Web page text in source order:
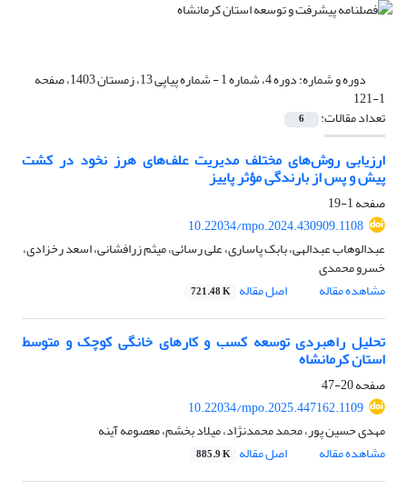
دوره و شماره: دوره 4، شماره 1 - شماره پیاپی 13، زمستان 1403، صفحه
1-121
تعداد مقالات: 6
ارزیابی روش‌های مختلف مدیریت علف‌های هرز نخود در کشت
پیش و پس از بارندگی مؤثر پاییز
صفحه1-19
10.22034/mpo.2024.430909.1108
عبدالوهاب عبدالهی، بابک پاساری، علی رسائی، میثم زرافشانی، اسعد رخزادی،
خسرو محمدی
مشاهده مقاله
اصل مقاله 721.48 K
تحلیل راهبردی توسعه کسب و کارهای خانگی کوچک و متوسط
استان کرمانشاه
صفحه20-47
10.22034/mpo.2025.447162.1109
مهدی حسین پور، محمد محمدنژاد، میلاد بخشم، معصومه آینه
مشاهده مقاله
اصل مقاله 885.9 K